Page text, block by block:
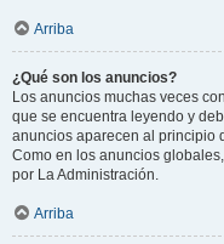
Arriba
¿Qué son los anuncios?
Los anuncios muchas veces
que se encuentra leyendo y
anuncios aparecen al principio
Como en los anuncios
por La Administración.
Arriba